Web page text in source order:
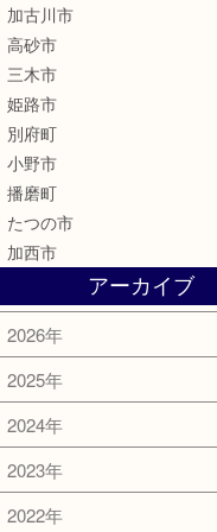
加古川市
高砂市
三木市
姫路市
別府町
小野市
播磨町
たつの市
加西市
アーカイブ
2026年
2025年
2024年
2023年
2022年